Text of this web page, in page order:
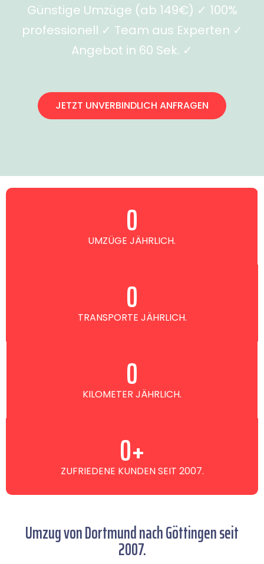
Günstige Umzüge (ab 149€) ✓ 100%
professionell ✓ Team aus Experten ✓
Angebot in 60 Sek. ✓
JETZT UNVERBINDLICH ANFRAGEN
UMZÜGE JÄHRLICH.
0
TRANSPORTE JÄHRLICH.
0
KILOMETER JÄHRLICH.
0
ZUFRIEDENE KUNDEN SEIT 2007.
0+
Umzug von Dortmund nach Göttingen seit
2007.